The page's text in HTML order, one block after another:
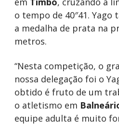
o tempo de 40″41.
a medalha de prata na
metros.
“Nesta competição, o
nossa delegação foi o
obtido é fruto de um
o atletismo em
equipe adulta é muito